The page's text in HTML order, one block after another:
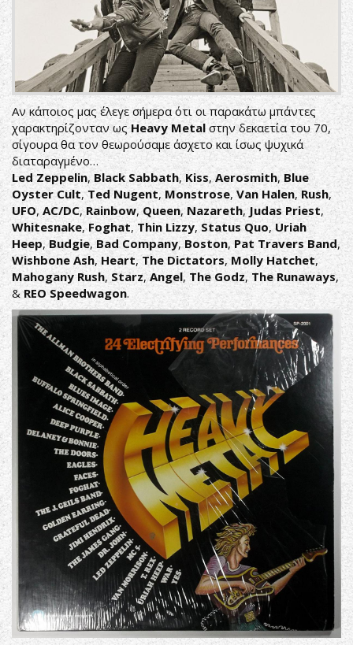
Αν κάποιος μας έλεγε σήμερα ότι οι παρακάτω μπάντες
χαρακτηρίζονταν ωςHeavy Metalστην δεκαετία του 70,
σίγουρα θα τον θεωρούσαμε άσχετο και ίσως ψυχικά
διαταραγμένο…
Led Zeppelin, Black Sabbath,Kiss, Aerosmith, Blue
Oyster Cult,Ted Nugent, Monstrose,Van Halen,Rush,
UFO, AC/DC,Rainbow,Queen,Nazareth,Judas Priest,
Whitesnake,Foghat, Thin Lizzy, Status Quo,Uriah
Heep,Budgie,Bad Company,Boston,Pat Travers Band,
Wishbone Ash, Heart,The Dictators,Molly Hatchet,
Mahogany Rush, Starz,Angel, The Godz, The Runaways,
&REO Speedwagon.